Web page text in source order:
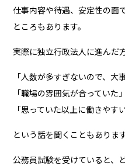
仕事内容や待遇、安定性の面
ところもあります。
実際に独立行政法人に進んだ
「人数が多すぎないので、大
「職場の雰囲気が合っていた」
「思っていた以上に働きやすい
という話を聞くこともあります
公務員試験を受けていると、